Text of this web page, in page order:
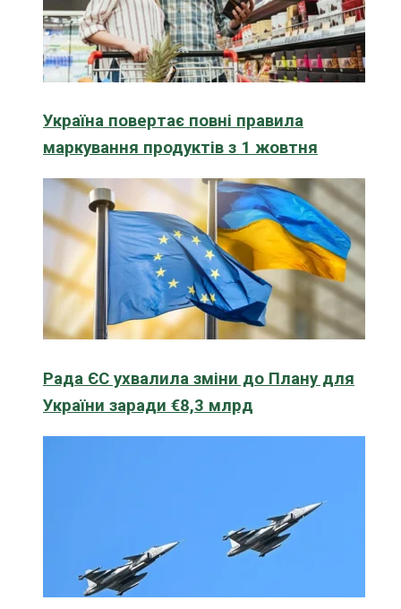
Україна повертає повні правила
маркування продуктів з 1 жовтня
Рада ЄС ухвалила зміни до Плану для
України заради €8,3 млрд